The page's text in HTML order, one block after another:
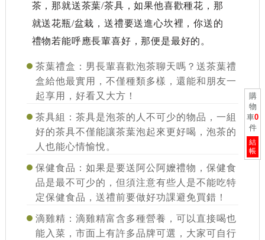
購
物
車0
件
結
帳
茶，那就送茶葉/茶具，如果他喜歡種花，那
就送花瓶/盆栽，送禮要送進心坎裡，你送的
禮物若能呼應長輩喜好，那便是最好的。
茶葉禮盒 ：男長輩喜歡泡茶聊天嗎？送茶葉禮
盒給他最實用，不僅種類多樣，還能和朋友一
起享用，好看又大方！
茶具組
：茶具是泡茶的人不可少的物品，一組
好的茶具不僅能讓茶葉泡起來更好喝，泡茶的
人也能心情愉悅。
保健食品 ：如果是要送阿公阿嬤禮物，保健食
品是最不可少的，但須注意有些人是不能吃特
定保健食品，送禮前要做好功課避免買錯！
滴雞精 ：滴雞精富含多種營養，可以直接喝也
能入菜，市面上有許多品牌可選，大家可自行